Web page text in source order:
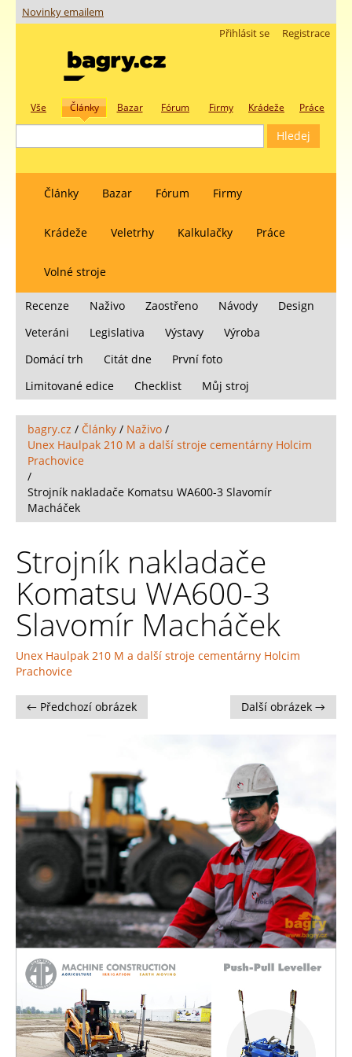
Novinky emailem
Registrace
Přihlásit se
Vše Články Bazar Fórum Firmy Krádeže Práce
Články Bazar Fórum Firmy
Krádeže Veletrhy Kalkulačky Práce
Volné stroje
Recenze Naživo Zaostřeno Návody
Design
Veteráni
Legislativa Výstavy
Výroba
Domácí trh
Citát dne
První foto
Limitované edice
Checklist Můj stroj
bagry.cz / Články / Naživo /
Unex Haulpak 210 M a další stroje cementárny Holcim
Prachovice
/
Strojník nakladače Komatsu WA600-3 Slavomír
Macháček
Strojník nakladače
Komatsu WA600-3
Slavomír Macháček
Unex Haulpak 210 M a další stroje cementárny Holcim
Prachovice
← Předchozí obrázek Další obrázek →